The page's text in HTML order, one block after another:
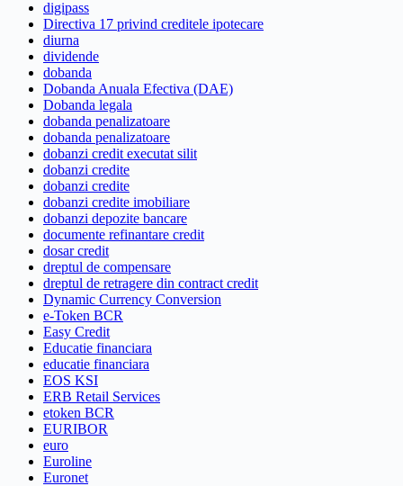
digipass
Directiva 17 privind creditele ipotecare
diurna
dividende
dobanda
Dobanda Anuala Efectiva (DAE)
Dobanda legala
dobanda penalizatoare
dobanda penalizatoare
dobanzi credit executat silit
dobanzi credite
dobanzi credite
dobanzi credite imobiliare
dobanzi depozite bancare
documente refinantare credit
dosar credit
dreptul de compensare
dreptul de retragere din contract credit
Dynamic Currency Conversion
e-Token BCR
Easy Credit
Educatie financiara
educatie financiara
EOS KSI
ERB Retail Services
etoken BCR
EURIBOR
euro
Euroline
Euronet